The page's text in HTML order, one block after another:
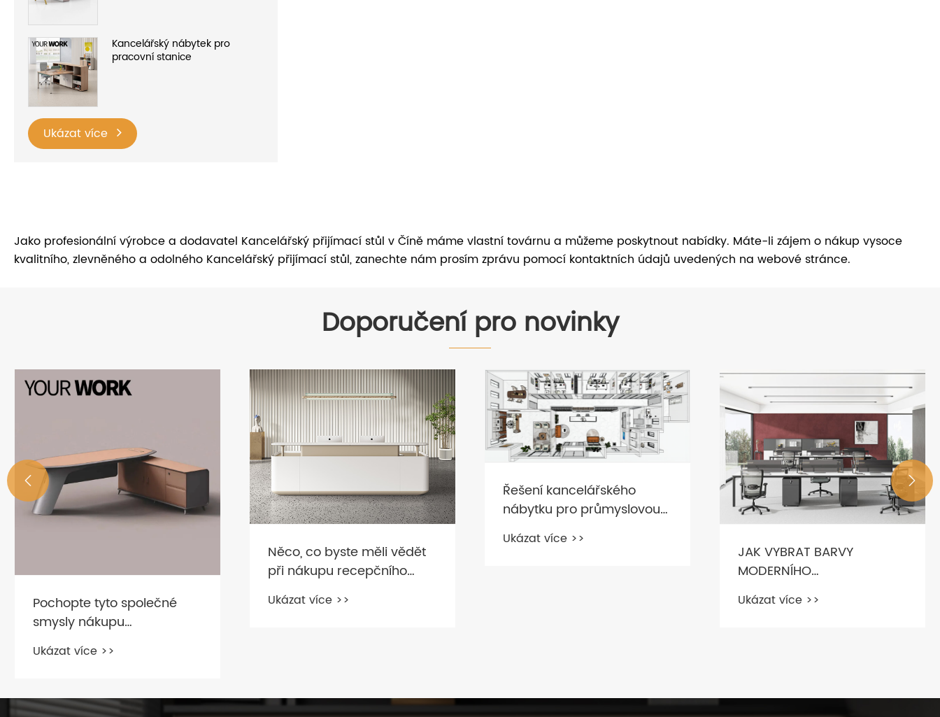
Kancelářský nábytek pro
pracovní stanice
Ukázat více
Jako profesionální výrobce a dodavatel Kancelářský přijímací stůl v Číně máme vlastní továrnu a můžeme poskytnout nabídky. Máte-li zájem o nákup vysoce
kvalitního, zlevněného a odolného Kancelářský přijímací stůl, zanechte nám prosím zprávu pomocí kontaktních údajů uvedených na webové stránce.
Doporučení pro novinky
při nákupu recepčního
Ukázat více >>
Řešení kancelářského
nábytku pro průmyslovou
firmu Assailplast
Nábytek YOURWORK vám
prozradí trendy
Ukázat více >>
 